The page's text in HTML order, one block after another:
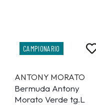
CAMPIONARIO
ANTONY MORATO
Bermuda Antony
Morato Verde tg.L